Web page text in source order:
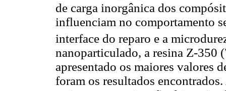
de carga inorgânica dos
influenciam no comportamento
interface do reparo e a
nanoparticulado, a resina Z-350
apresentado os maiores valores
foram os resultados